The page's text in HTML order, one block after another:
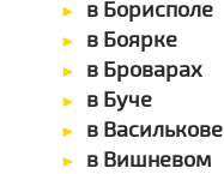
в Борисполе
в Боярке
в Броварах
в Буче
в Василькове
в Вишневом